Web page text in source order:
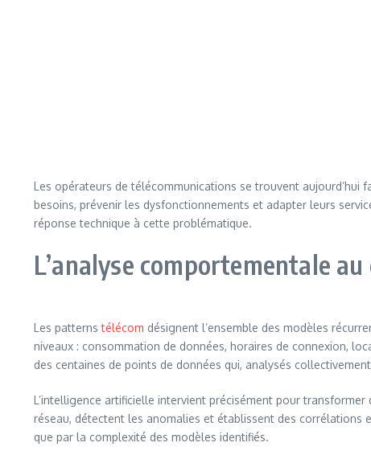
Les opérateurs de télécommunications se trouvent
besoins, prévenir les dysfonctionnements et adapter leurs
réponse technique à cette problématique.
L’analyse comportementale
Les patternstélécom désignent l’ensemble des modèles
niveaux : consommation de données, horaires de connexion,
des centaines de points de données qui, analysés
L’intelligence artificielle intervient précisément pour
réseau, détectent les anomalies et établissent des corrélations
que par la complexité des modèles identifiés.